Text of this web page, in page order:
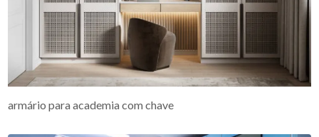
armário para academia com chave